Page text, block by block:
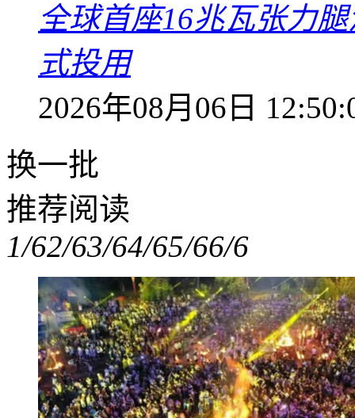
全球首座16兆瓦张力
式投用
2026年08月06日
换一批
推荐阅读
1/62/63/64/65/66/6